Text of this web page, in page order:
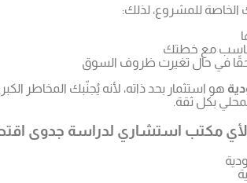
للمشروع، لذلك:
مع خطتك
في حال تغيرت ظروف السوق
هو استثمار بحد ذاته، لأنه يُجنّبك
بكل ثقة.
لأي مكتب استشاري لدراسة جدوى